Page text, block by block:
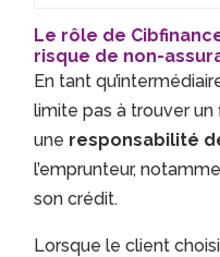
Le rôle de
risque de non-
En tant
limite pas à trouver
une responsabilité
l’emprunteur,
son crédit.
Lorsque le client